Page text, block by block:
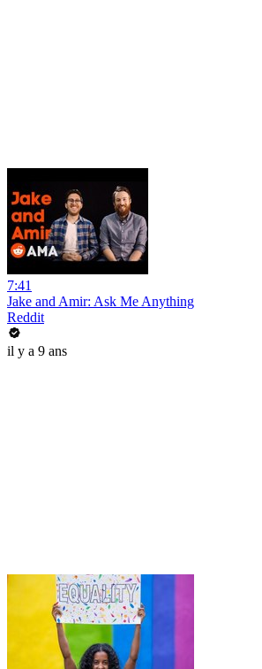
7:41
Jake and Amir: Ask Me Anything
Reddit
il y a 9 ans